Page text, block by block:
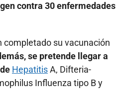
contra 30 enfermedades
completado su vacunación
se pretende llegar a
HepatitisA, Difteria-
Influenza tipo B y